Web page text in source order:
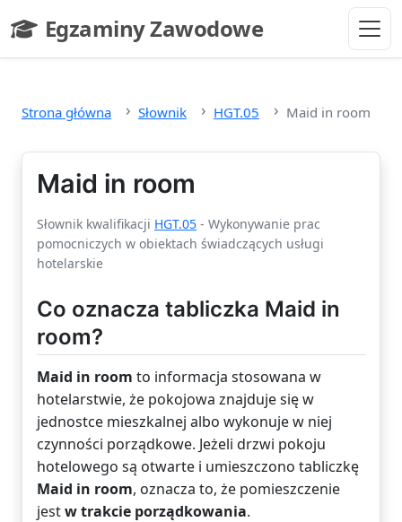
Egzaminy Zawodowe
- strona główna
Strona główna Słownik HGT.05 Maid in room
Maid in room
Słownik kwalifikacji HGT.05 - Wykonywanie prac
pomocniczych w obiektach świadczących usługi
hotelarskie
Co oznacza tabliczka Maid in
room?
Maid in room to informacja stosowana w
hotelarstwie, że pokojowa znajduje się w
jednostce mieszkalnej albo wykonuje w niej
czynności porządkowe. Jeżeli drzwi pokoju
hotelowego są otwarte i umieszczono tabliczkę
Maid in room, oznacza to, że pomieszczenie
jestw trakcie porządkowania.